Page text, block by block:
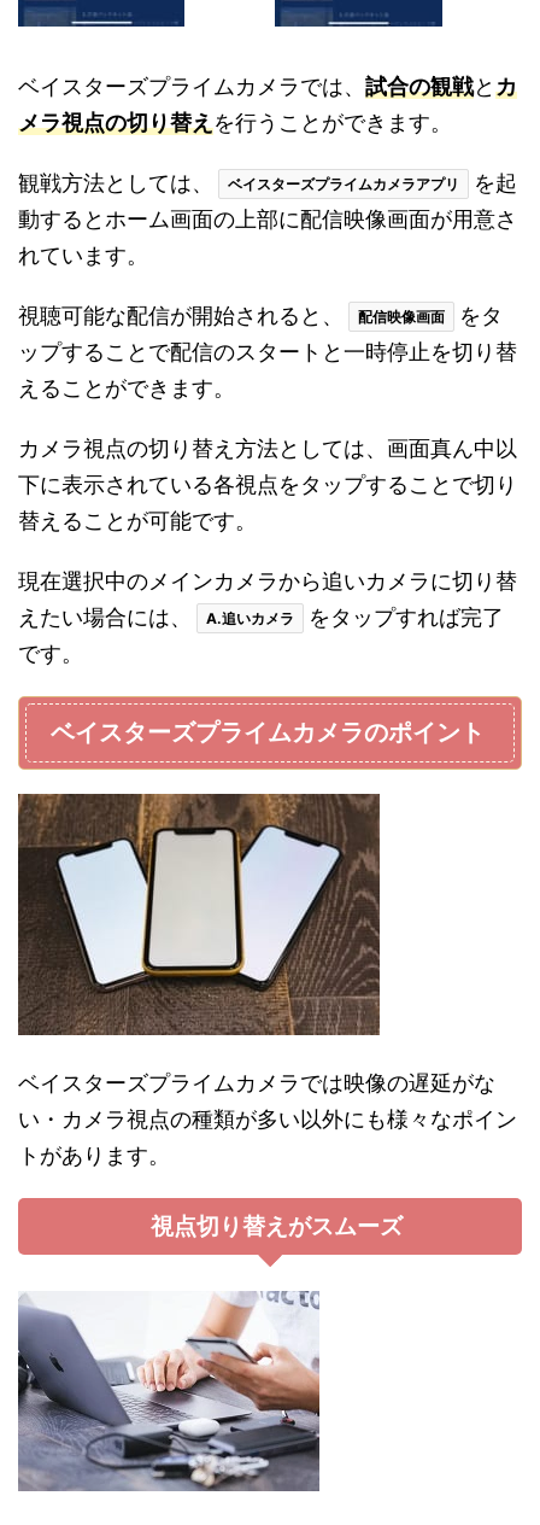
ベイスターズプライムカメラでは、 試合の観戦とカ
メラ視点の切り替えを行うことができます。
観戦方法としては、 ベイスターズプライムカメラアプリ
を起
動するとホーム画面の上部に配信映像画面が用意さ
れています。
視聴可能な配信が開始されると、 配信映像画面
をタ
ップすることで配信のスタートと一時停止を切り替
えることができます。
カメラ視点の切り替え方法としては、画面真ん中以
下に表示されている各視点をタップすることで切り
替えることが可能です。
現在選択中のメインカメラから追いカメラに切り替
えたい場合には、
A.追いカメラ
をタップすれば完了
です。
ベイスターズプライムカメラのポイント
ベイスターズプライムカメラでは映像の遅延がな
い・カメラ視点の種類が多い以外にも様々なポイン
トがあります。
視点切り替えがスムーズ